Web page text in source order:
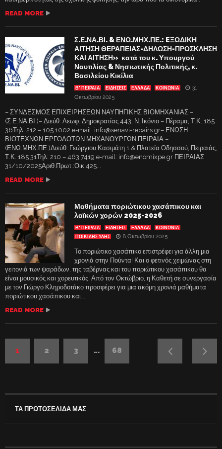
READ MORE
Σ.Ε.ΝΑ.ΒΙ. & ΕΝΩ.ΜΗΧ.ΠΕ.: EΞΩΔΙΚΗ
ΑΙΤΗΣΗ ΘΕΡΑΠΕΙΑΣ-ΔΗΛΩΣΗ-ΠΡΟΣΚΛΗΣΗ
ΚΑΙ ΑΙΤΗΣΗ» κατά του κ. Υπουργού
Ναυτιλίας & Νησιωτικής Πολιτικής, κ.
Βασιλείου Κικίλια
Β' ΠΕΙΡΑΙΑ ΕΙΔΗΣΕΙΣ ΕΛΛΑΔΑ ΚΟΙΝΩΝΙΑ
31
Οκτωβρίου 2025
– ΣΥΝΔΕΣΜΟΣ ΕΠΙΧΕΙΡΗΣΕΩΝ ΝΑΥΠΗΓΙΚΗΣ ΒΙΟΜΗΧΑΝΙΑΣ –
(Σ.Ε.ΝΑ.ΒΙ.)– Διεύθ: Λεωφ. Δημοκρατίας 443, Ν. Ικόνιο – Πέραμα, Τ.Κ. 185
36Τηλ: 212 – 105 1002 e-mail: info@senavi-repairs.gr– ΕΝΩΣΗ
ΒΙΟΤΕΧΝΩΝ ΕΡΓΟΔΟΤΩΝ ΜΗΧΑΝΟΥΡΓΩΝ ΠΕΙΡΑΙΑ –
(ΕΝΩ.ΜΗΧ.ΠΕ.)Διεύθ: Γεώργιου Κασιμάτη 1 & Πλατεία Οδησσού, Πειραιάς,
Τ.Κ. 185 31Τηλ: 210 – 463 7419 e-mail: info@enomixpe.gr ΠΕΙΡΑΙΑΣ
31/10/2025Αριθ.Πρωτ.:Οικ.425...
READ MORE
Μαθήματα ποριώτικου χασάπικου και
λαϊκών χορών 2025-2026
Β' ΠΕΙΡΑΙΑ ΕΙΔΗΣΕΙΣ ΕΛΛΑΔΑ
ΚΟΙΝΩΝΙΑ
ΠΟΙΚΙΛΗΣ ΥΛΗΣ
8 Οκτωβρίου 2025
Το ποριώτικο χασάπικο επιστρέφει για άλλη μια
χρονιά στην Πούντα! Και ο φετινός χειμώνας στη
γειτονιά των ψαράδων, της ταβέρνας και του ποριώτικου χασάπικου θα
είναι μουσικός και χορευτικός. Από τον Οκτώβριο, η Καθετή σε συνεργασία
με τον Γιώργο Κληροδοτάκο προσφέρει για μια ακόμη χρονιά μαθήματα
ποριώτικου χασάπικου και...
READ MORE
1 2 3 … 68
ΤΑ ΠΡΩΤΟΣΕΛΙΔΑ ΜΑΣ